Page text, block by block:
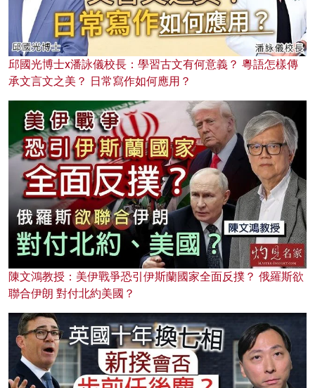
邱國光博士x潘詠儀校長：學習古文有何意義？ 粵語怎樣傳
承文言文之美？ 日常寫作如何應用？
陳文鴻教授：美伊戰爭恐引伊斯蘭國家全面反撲？ 俄羅斯欲
聯合伊朗 對付北約美國？